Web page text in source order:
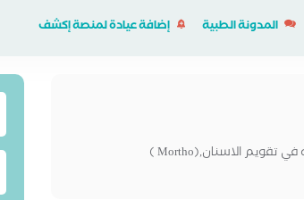
المدونة الطبية إضافة عيادة لمنصة إكشف
أخصائي تقويم الاسنان ,حاصل علي الزماله.البريطانيه في تقويم الاسنان,(Mortho )